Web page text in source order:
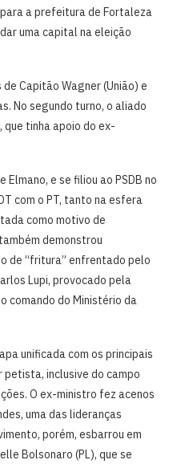
a prefeitura de Fortaleza
uma capital na eleição
Capitão Wagner (União) e
No segundo turno, o aliado
que tinha apoio do ex-
Elmano, e se filiou ao PSDB no
com o PT, tanto na esfera
como motivo de
demonstrou
de “fritura” enfrentado pelo
Lupi, provocado pela
comando do Ministério da
unificada com os principais
inclusive do campo
O ex-ministro fez acenos
uma das lideranças
porém, esbarrou em
Bolsonaro (PL), que se